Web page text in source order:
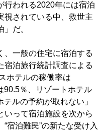
行われる2020年には宿泊
視されている中、救世主
だ。
一般の住宅に宿泊する
宿泊旅行統計調査による
ホテルの稼働率は
90.5％、リゾートホテル
ルの予約が取れない」
いって宿泊施設を次から
宿泊難民”の新たな受け入